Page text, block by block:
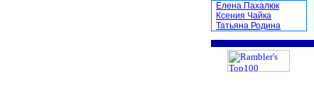
Елена Пахалюк
Ксения Чайка
Татьяна Родина